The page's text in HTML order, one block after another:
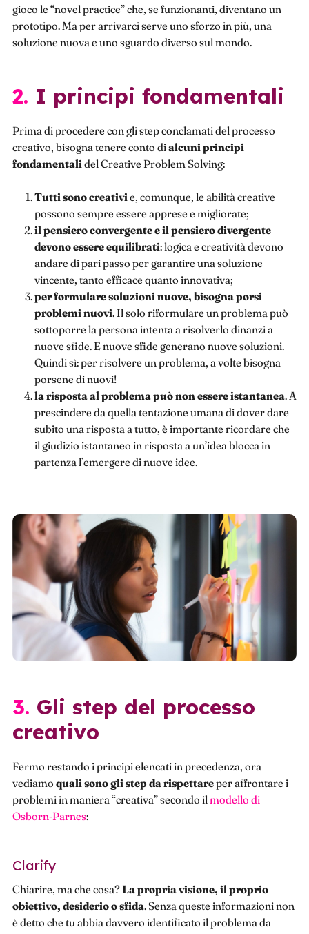
gioco le “novel practice” che, se funzionanti, diventano un
prototipo. Ma per arrivarci serve uno sforzo in più, una
soluzione nuova e uno sguardo diverso sul mondo.
2. I principi fondamentali
Prima di procedere con gli step conclamati del processo
creativo, bisogna tenere conto dialcuni principi
fondamentali del Creative Problem Solving:
Tutti sono creativi e, comunque, le abilità creative
possono sempre essere apprese e migliorate;
il pensiero convergente e il pensiero divergente
devono essere equilibrati: logica e creatività devono
andare di pari passo per garantire una soluzione
vincente, tanto efficace quanto innovativa;
per formulare soluzioni nuove, bisogna porsi
problemi nuovi. Il solo riformulare un problema può
sottoporre la persona intenta a risolverlo dinanzi a
nuove sfide. E nuove sfide generano nuove soluzioni.
Quindi sì: per risolvere un problema, a volte bisogna
porsene di nuovi!
la risposta al problema può non essere istantanea. A
prescindere da quella tentazione umana di dover dare
subito una risposta a tutto, è importante ricordare che
il giudizio istantaneo in risposta a un’idea blocca in
partenza l’emergere di nuove idee.
3. Gli step del processo
creativo
Fermo restando i principi elencati in precedenza, ora
vediamo quali sono gli step da rispettareper affrontare i
problemi in maniera “creativa” secondo ilmodello di
Osborn-Parnes:
Clarify
Chiarire, ma che cosa?La propria visione, il proprio
obiettivo, desiderio o sfida. Senza queste informazioni non
è detto che tu abbia davvero identificato il problema da